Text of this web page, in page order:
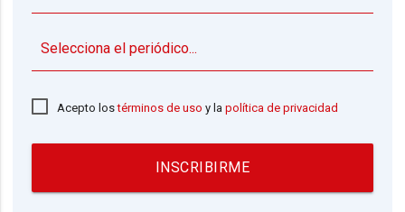
Acepto lostérminos de uso y lapolítica de privacidad
INSCRIBIRME